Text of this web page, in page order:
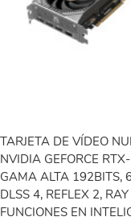
TARJETA DE VÍDEO
NVIDIA GEFORCE
GAMA ALTA 192BITS,
DLSS 4, REFLEX 2,
FUNCIONES EN